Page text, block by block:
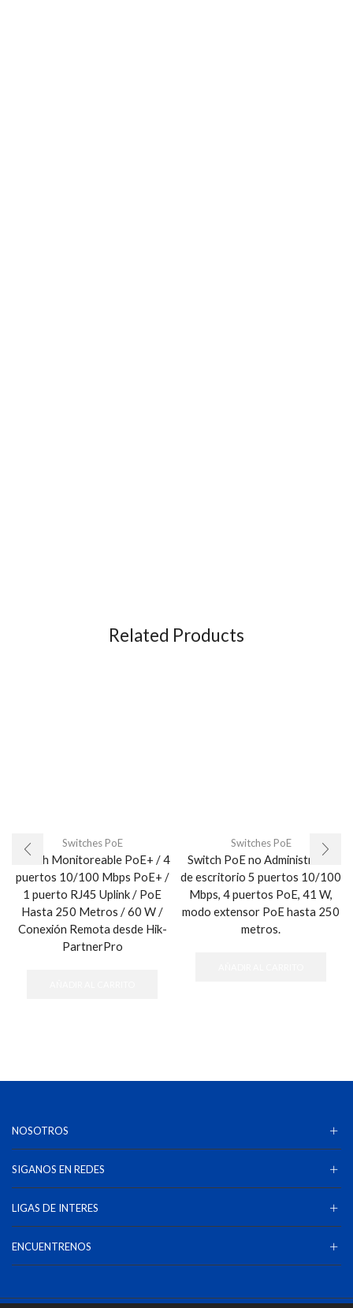
Related Products
Switches PoE
Switch Monitoreable PoE+ / 4
puertos 10/100 Mbps PoE+ /
1 puerto RJ45 Uplink / PoE
Hasta 250 Metros / 60 W /
Conexión Remota desde Hik-
PartnerPro
Switches PoE
Switch PoE no Administrable
de escritorio 5 puertos 10/100
Mbps, 4 puertos PoE, 41 W,
modo extensor PoE hasta 250
metros.
NOSOTROS
SIGANOS EN REDES
LIGAS DE INTERES
ENCUENTRENOS